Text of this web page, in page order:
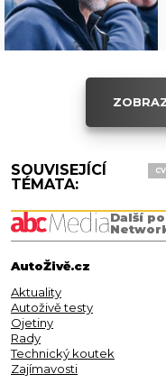
SOUVISEJÍCÍ
TÉMATA:
Další
AutoŽivě.cz
Aktuality
Autoživě testy
Ojetiny
Rady
Technický koutek
Zajímavosti